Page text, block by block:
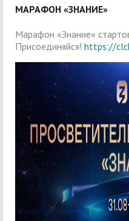
МАРАФОН «ЗНАНИЕ»
Марафон «Знание»
Присоединяйся! https://